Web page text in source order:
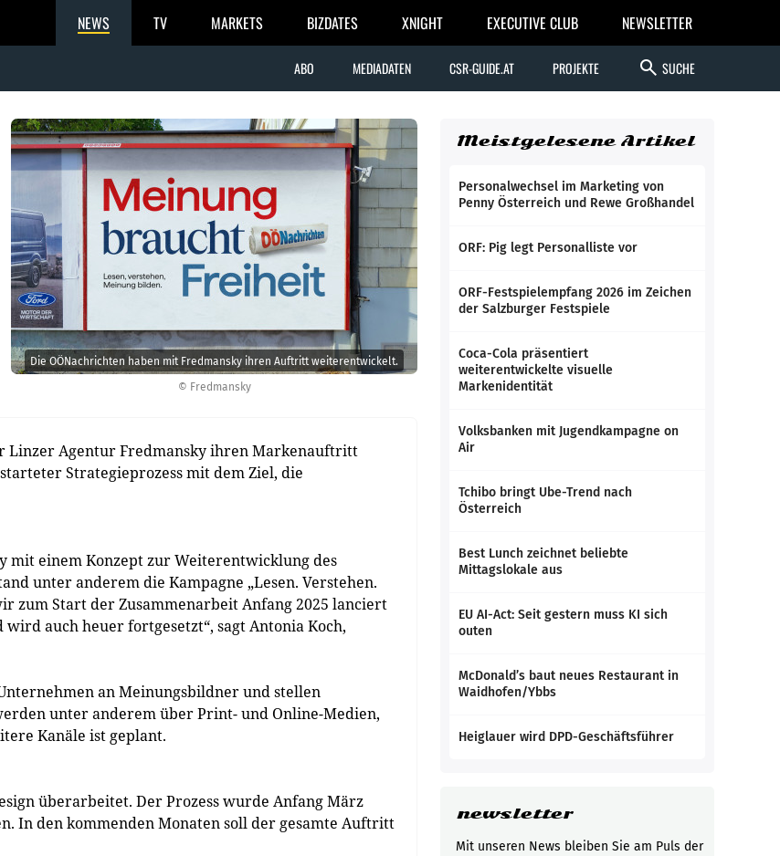
NEWS TV MARKETS BIZDATES XNIGHT EXECUTIVE CLUB NEWSLETTER
ABO MEDIADATEN CSR-GUIDE.AT PROJEKTE search SUCHE
© Fredmansky
Die OÖNachrichten haben mit Fredmansky ihren Auftritt weiterentwickelt.
Linzer Agentur Fredmansky ihren Markenauftritt
Strategieprozess mit dem Ziel, die
mit einem Konzept zur Weiterentwicklung des
unter anderem die Kampagne „Lesen. Verstehen.
zum Start der Zusammenarbeit Anfang 2025 lanciert
auch heuer fortgesetzt“, sagt Antonia Koch,
an Meinungsbildner und stellen
unter anderem über Print- und Online-Medien,
Kanäle ist geplant.
überarbeitet. Der Prozess wurde Anfang März
In den kommenden Monaten soll der gesamte Auftritt
Meistgelesene Artikel
Personalwechsel im Marketing von
Penny Österreich und Rewe Großhandel
ORF: Pig legt Personalliste vor
ORF-Festspielempfang 2026 im Zeichen
der Salzburger Festspiele
Coca-Cola präsentiert
weiterentwickelte visuelle
Markenidentität
Volksbanken mit Jugendkampagne on
Air
Tchibo bringt Ube-Trend nach
Österreich
Best Lunch zeichnet beliebte
Mittagslokale aus
EU AI-Act: Seit gestern muss KI sich
outen
McDonald’s baut neues Restaurant in
Waidhofen/Ybbs
Heiglauer wird DPD-Geschäftsführer
newsletter
Mit unseren News bleiben Sie am Puls der